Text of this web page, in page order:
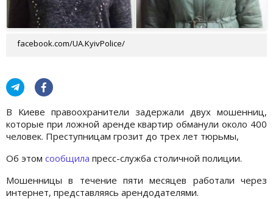
facebook.com/UA.KyivPolice/
В Киеве правоохранители задержали двух мошенниц,
которые при ложной аренде квартир обманули около 400
человек. Преступницам грозит до трех лет тюрьмы,
Об этом сообщила пресс-служба столичной полиции.
Мошенницы в течение пяти месяцев работали через
интернет, представляясь арендодателями.